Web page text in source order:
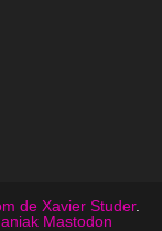
de Xavier Studer.
Mastodon